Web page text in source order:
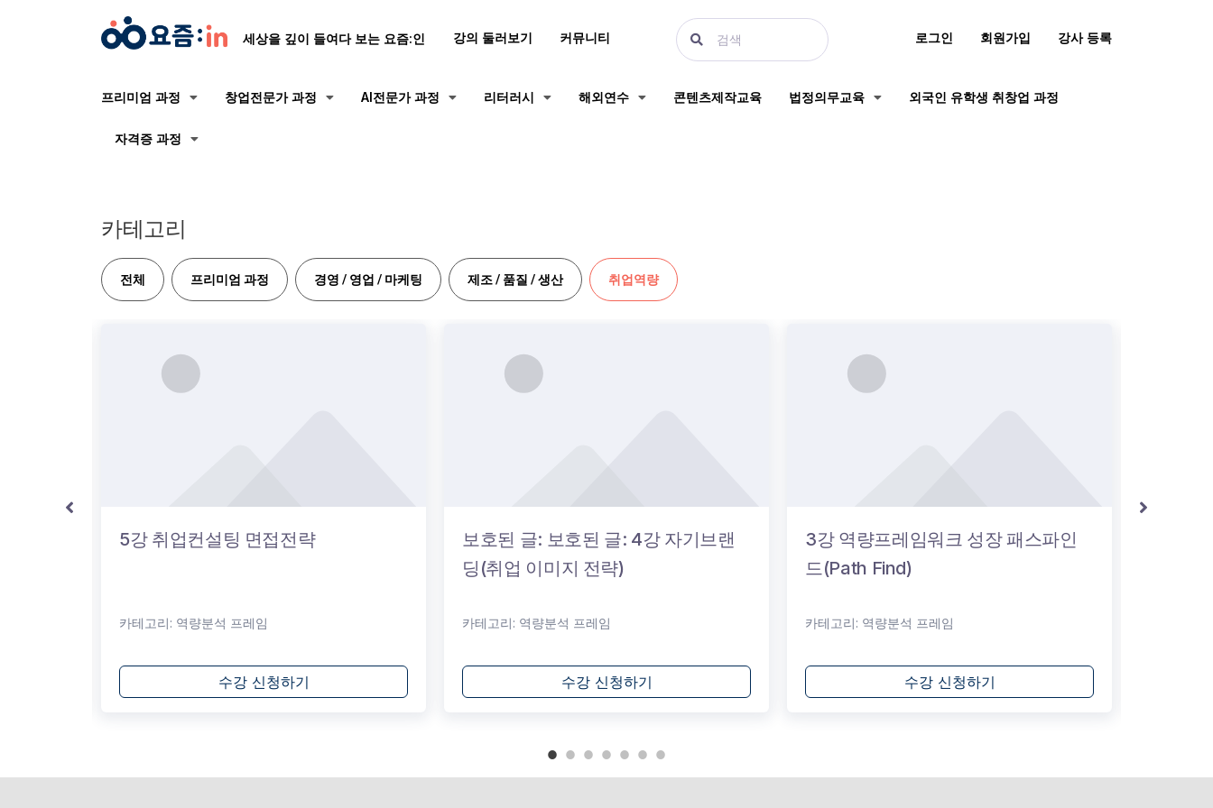
세상을 깊이 들여다 보는 요즘:인 강의 둘러보기 커뮤니티 로그인 회원가입 강사 등록
프리미엄 과정 창업전문가 과정 AI전문가 과정 리터러시 해외연수 콘텐츠제작교육 법정의무교육 외국인 유학생 취창업 과정
자격증 과정
카테고리
전체 프리미엄 과정 경영 / 영업 / 마케팅 제조 / 품질 / 생산 취업역량
5강 취업컨설팅 면접전략
카테고리: 역량분석 프레임
수강 신청하기
보호된 글: 보호된 글: 4강 자기브랜
딩(취업 이미지 전략)
카테고리: 역량분석 프레임
수강 신청하기
3강 역량프레임워크 성장 패스파인
드(Path Find)
카테고리: 역량분석 프레임
수강 신청하기